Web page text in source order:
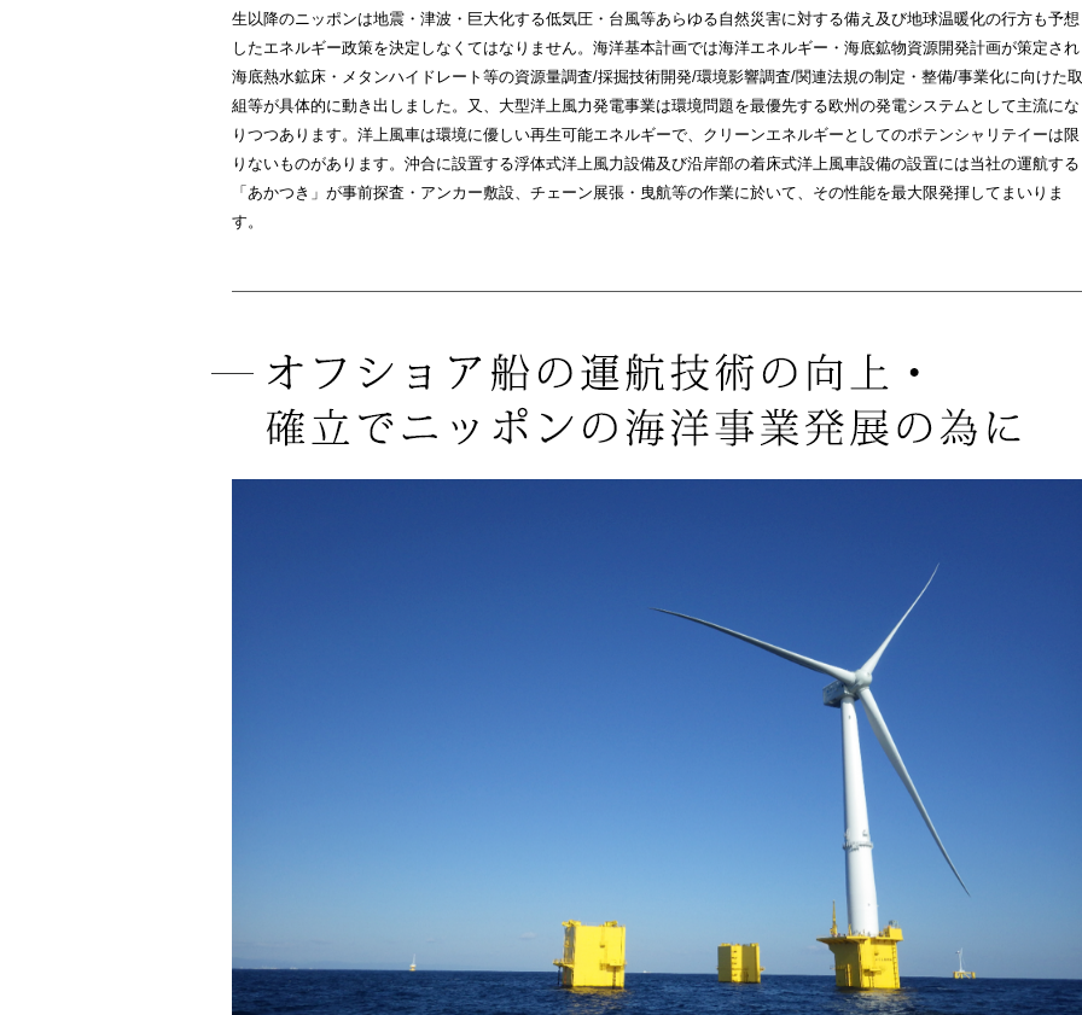
生以降のニッポンは地震・津波・巨大化する低気圧・台風等あらゆる自然災害に対する備え及び地球温暖化の行方も予想
したエネルギー政策を決定しなくてはなりません。海洋基本計画では海洋エネルギー・海底鉱物資源開発計画が策定され
海底熱水鉱床・メタンハイドレート等の資源量調査/採掘技術開発/環境影響調査/関連法規の制定・整備/事業化に向けた取
組等が具体的に動き出しました。又、大型洋上風力発電事業は環境問題を最優先する欧州の発電システムとして主流にな
りつつあります。洋上風車は環境に優しい再生可能エネルギーで、クリーンエネルギーとしてのポテンシャリテイーは限
りないものがあります。沖合に設置する浮体式洋上風力設備及び沿岸部の着床式洋上風車設備の設置には当社の運航する
「あかつき」が事前探査・アンカー敷設、チェーン展張・曳航等の作業に於いて、その性能を最大限発揮してまいりま
す。